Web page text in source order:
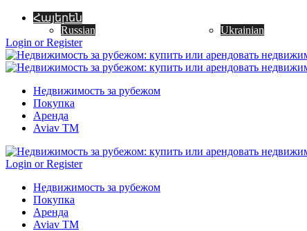
Հայերեն
Russian
Ukrainian
Login or Register
Недвижимость за рубежом
Покупка
Аренда
Aviav TM
Login or Register
Недвижимость за рубежом
Покупка
Аренда
Aviav TM